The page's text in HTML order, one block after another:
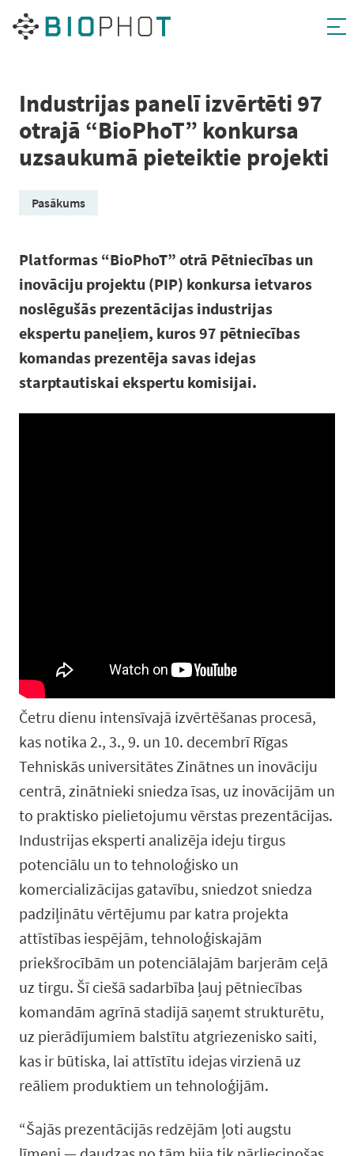
Pāriet
Industrijas panelī izvērtēti 97
otrajā “BioPhoT” konkursa
uzsaukumā pieteiktie projekti
Pasākums
Platformas “BioPhoT” otrā Pētniecības un
inovāciju projektu (PIP) konkursa ietvaros
noslēgušās prezentācijas industrijas
ekspertu paneļiem, kuros 97 pētniecības
komandas prezentēja savas idejas
starptautiskai ekspertu komisijai.
Četru dienu intensīvajā izvērtēšanas procesā,
kas notika 2., 3., 9. un 10. decembrī Rīgas
Tehniskās universitātes Zinātnes un inovāciju
centrā, zinātnieki sniedza īsas, uz inovācijām un
to praktisko pielietojumu vērstas prezentācijas.
Industrijas eksperti analizēja ideju tirgus
potenciālu un to tehnoloģisko un
komercializācijas gatavību, sniedzot sniedza
padziļinātu vērtējumu par katra projekta
attīstības iespējām, tehnoloģiskajām
priekšrocībām un potenciālajām barjerām ceļā
uz tirgu. Šī ciešā sadarbība ļauj pētniecības
komandām agrīnā stadijā saņemt strukturētu,
uz pierādījumiem balstītu atgriezenisko saiti,
kas ir būtiska, lai attīstītu idejas virzienā uz
reāliem produktiem un tehnoloģijām.
“Šajās prezentācijās redzējām ļoti augstu